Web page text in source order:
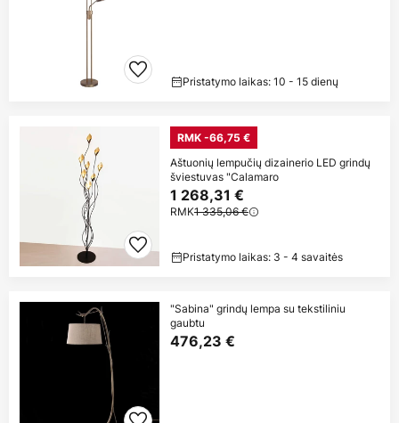
Pristatymo laikas: 10 - 15 dienų
RMK -66,75 €
Aštuonių lempučių dizainerio LED grindų
šviestuvas "Calamaro
1 268,31 €
RMK1 335,06 €
Pristatymo laikas: 3 - 4 savaitės
"Sabina" grindų lempa su tekstiliniu
gaubtu
476,23 €